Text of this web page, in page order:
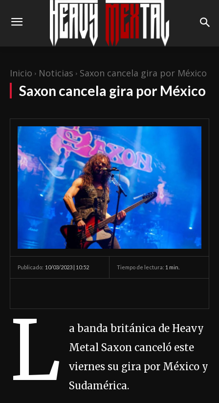
Inicio Noticias Saxon cancela gira por México
Saxon cancela gira por México
Publicado: 10/03/2023 | 10:52 Tiempo de lectura: 1 min.
L
a banda británica de Heavy
Metal Saxon canceló este
viernes su gira por México y
Sudamérica.